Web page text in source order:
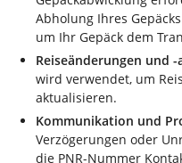
Abholung Ihres
um Ihr Gepäck dem
Reiseänderungen und -
wird verwendet, um
aktualisieren.
Kommunikation und
Verzögerungen oder
die PNR-Nummer